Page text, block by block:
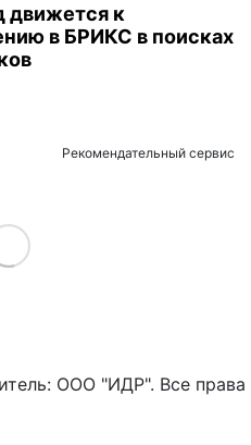
движется к
в БРИКС в поисках
Рекомендательный сервис
More
ООО "ИДР". Все права